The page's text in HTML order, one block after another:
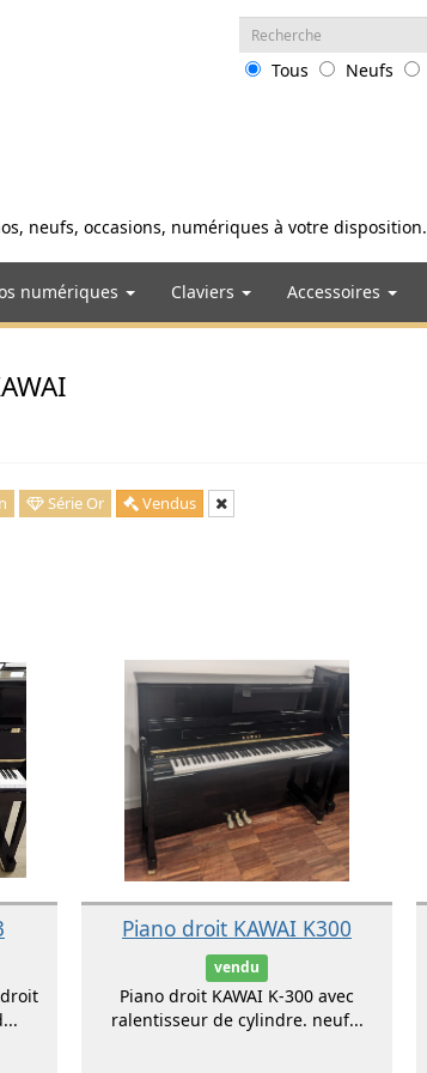
neufs, occasions, numériques à votre disposition.
Recherche
:
Tous
Neufs
numériques Claviers Accessoires
Série Or Vendus
Piano droit KAWAI K300
vendu
Piano droit KAWAI K-300 avec
ralentisseur de cylindre. neuf...